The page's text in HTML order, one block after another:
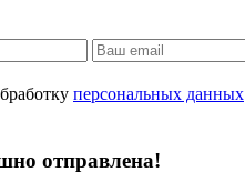
персональных данных
отправлена!